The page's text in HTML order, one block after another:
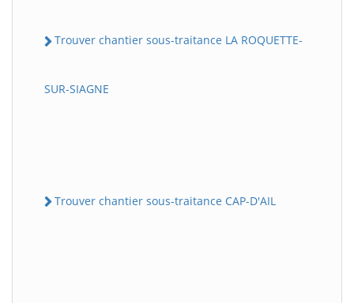
Trouver chantier sous-traitance LA ROQUETTE-
SUR-SIAGNE
Trouver chantier sous-traitance CAP-D'AIL